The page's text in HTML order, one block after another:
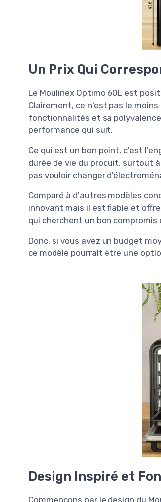
Un Prix Qui
Le Moulinex Optimo 60L est
Clairement, ce n'est pas le
fonctionnalités et sa
performance qui suit.
Ce qui est un bon point, c'est
durée de vie du produit, surtout
pas vouloir changer
Comparé à d'autres modèles
innovant mais il est fiable et
qui cherchent un bon
Donc, si vous avez un budget
ce modèle pourrait être une
Design Inspiré et
Commençons par le design du